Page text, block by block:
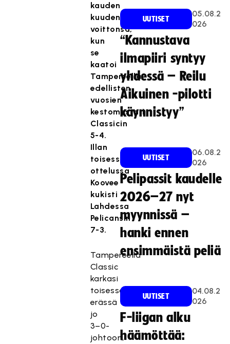
kauden
kuudennentoista
voittonsa,
kun
se
kaatoi
Tampereella
edellisten
vuosien
kestomestari
Classicin
5-4.
Illan
toisessa
ottelussa
Koovee
kukisti
Lahdessa
Pelicansin
7-3.
Tampereella
Classic
karkasi
toisessa
erässä
jo
3–0-
johtoon,
UUTISET
05.08.2
026
“Kannustava
ilmapiiri syntyy
yhdessä – Reilu
Aikuinen -pilotti
käynnistyy”
UUTISET
06.08.2
026
Pelipassit kaudelle
2026–27 nyt
myynnissä –
hanki ennen
ensimmäistä peliä
UUTISET
04.08.2
026
F-liigan alku
häämöttää: